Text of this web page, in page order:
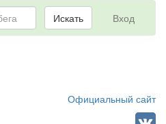
Вход
Искать
Официальный сайт